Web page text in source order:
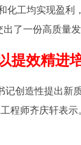
化工均实现盈利
了一份高质量
提效精进
创造性提出新
程师齐庆轩表